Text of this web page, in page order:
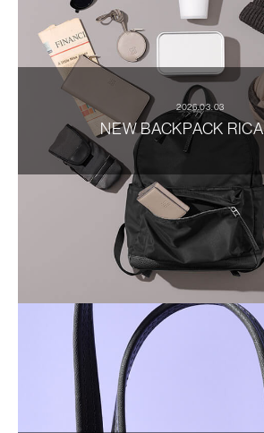
2026.03.03
NEW BACKPACK